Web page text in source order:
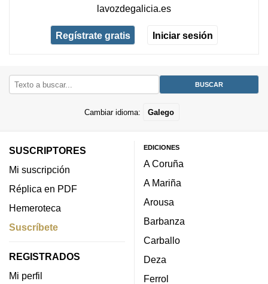
lavozdegalicia.es
Regístrate gratis Iniciar sesión
Cambiar idioma: Galego
SUSCRIPTORES
Mi suscripción
Réplica en PDF
Hemeroteca
Suscríbete
REGISTRADOS
Mi perfil
EDICIONES
A Coruña
A Mariña
Arousa
Barbanza
Carballo
Deza
Ferrol